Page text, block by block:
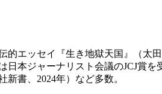
エッセイ『生き地獄天国』（太
本ジャーナリスト会議のJCJ賞
書、2024年）など多数。